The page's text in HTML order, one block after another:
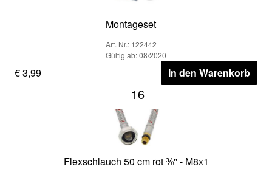
Montageset
Art. Nr.: 122442
Gültig ab: 08/2020
€ 3,99 In den Warenkorb
16
Flexschlauch 50 cm rot ⅜'' - M8x1